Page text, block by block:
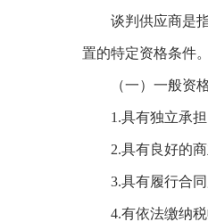
谈判供应商是
置的特定资格条件。
（一）一般资
1.具有独立承
2.具有良好的
3.具有履行合
4.有依法缴纳